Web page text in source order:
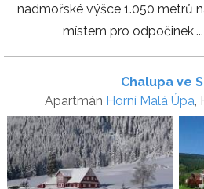
nadmořské výšce 1.050 metrů
místem pro odpočinek,...
Chalupa ve
Apartmán Horní Malá Úpa,